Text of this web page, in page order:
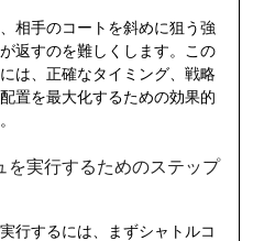
相手のコートを斜めに狙う強
返すのを難しくします。この
は、正確なタイミング、戦略
置を最大化するための効果的
を実行するためのステップ
行するには、まずシャトルコ